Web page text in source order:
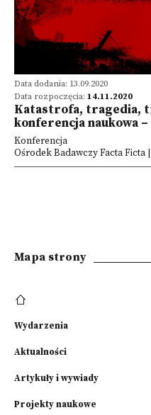
Data dodania: 13.09.2020
Data rozpoczęcia: 14.11.2020
Katastrofa, tragedia,
konferencja naukowa –
Konferencja
Ośrodek Badawczy Facta
Mapa strony
Wydarzenia
Aktualności
Artykuły i wywiady
Projekty naukowe